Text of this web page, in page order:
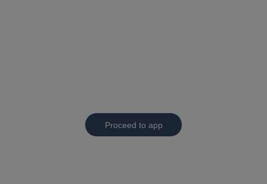
Proceed to app